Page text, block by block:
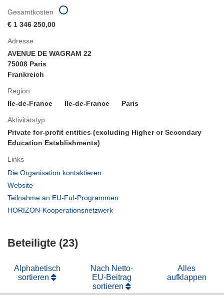
Adresse
AVENUE DE WAGRAM 22
75008 Paris
Frankreich
Region
Ile-de-France
Ile-de-France Paris
Aktivitätstyp
Private for-profit entities (excluding Higher or Secondary
Education Establishments)
Links
Die Organisation kontaktieren
Website
in
Fenster)
Teilnahme an EU-FuI-Programmen
HORIZON-Kooperationsnetzwerk
Gesamtkosten
€ 1 346 250,00
Beteiligte (23)
Alphabetisch
sortieren
Nach Netto-
EU-Beitrag
sortieren
Alles
aufklappen